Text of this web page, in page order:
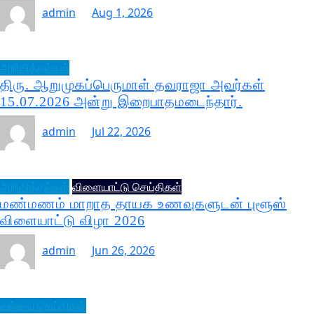
admin
Aug 1, 2026
திரு. ஆறுமுகப்பெருமாள் தவராஜா அவர்கள்
15.07.2026 அன்று இறைபாதமடைந்தார்.
admin
Jul 22, 2026
விளையாட்டு செய்திகள்
மண்மணம் மாறாத தாயக உணவுகளுடன் புளூஸ்
விளையாட்டு விழா 2026
admin
Jun 26, 2026